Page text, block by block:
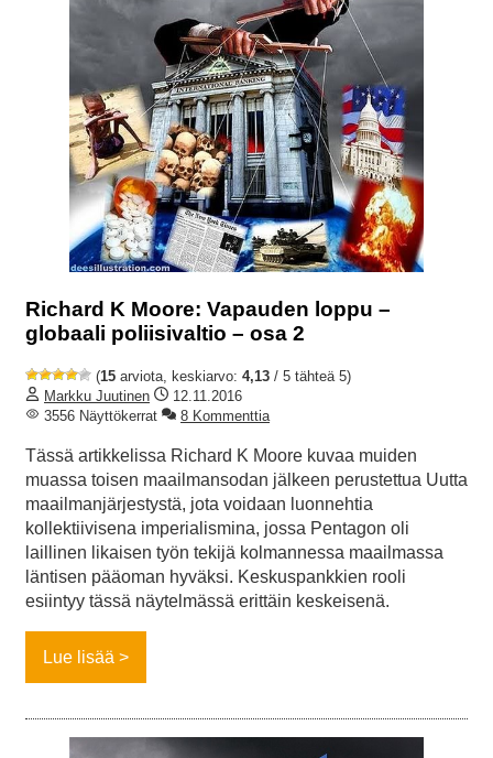
Richard K Moore: Vapauden loppu –
globaali poliisivaltio – osa 2
(15 arviota, keskiarvo: 4,13 / 5 tähteä 5)
Markku Juutinen
12.11.2016
3556 Näyttökerrat
8 Kommenttia
Tässä artikkelissa Richard K Moore kuvaa muiden
muassa toisen maailmansodan jälkeen perustettua Uutta
maailmanjärjestystä, jota voidaan luonnehtia
kollektiivisena imperialismina, jossa Pentagon oli
laillinen likaisen työn tekijä kolmannessa maailmassa
läntisen pääoman hyväksi. Keskuspankkien rooli
esiintyy tässä näytelmässä erittäin keskeisenä.
Lue lisää